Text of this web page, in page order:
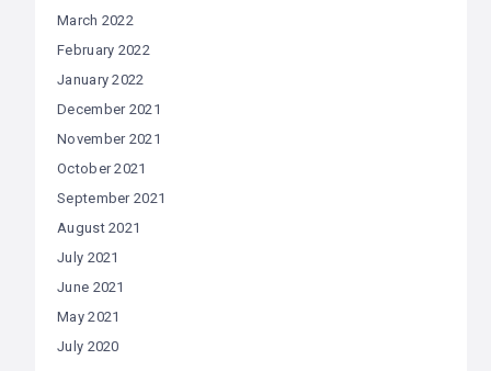
March 2022
February 2022
January 2022
December 2021
November 2021
October 2021
September 2021
August 2021
July 2021
June 2021
May 2021
July 2020